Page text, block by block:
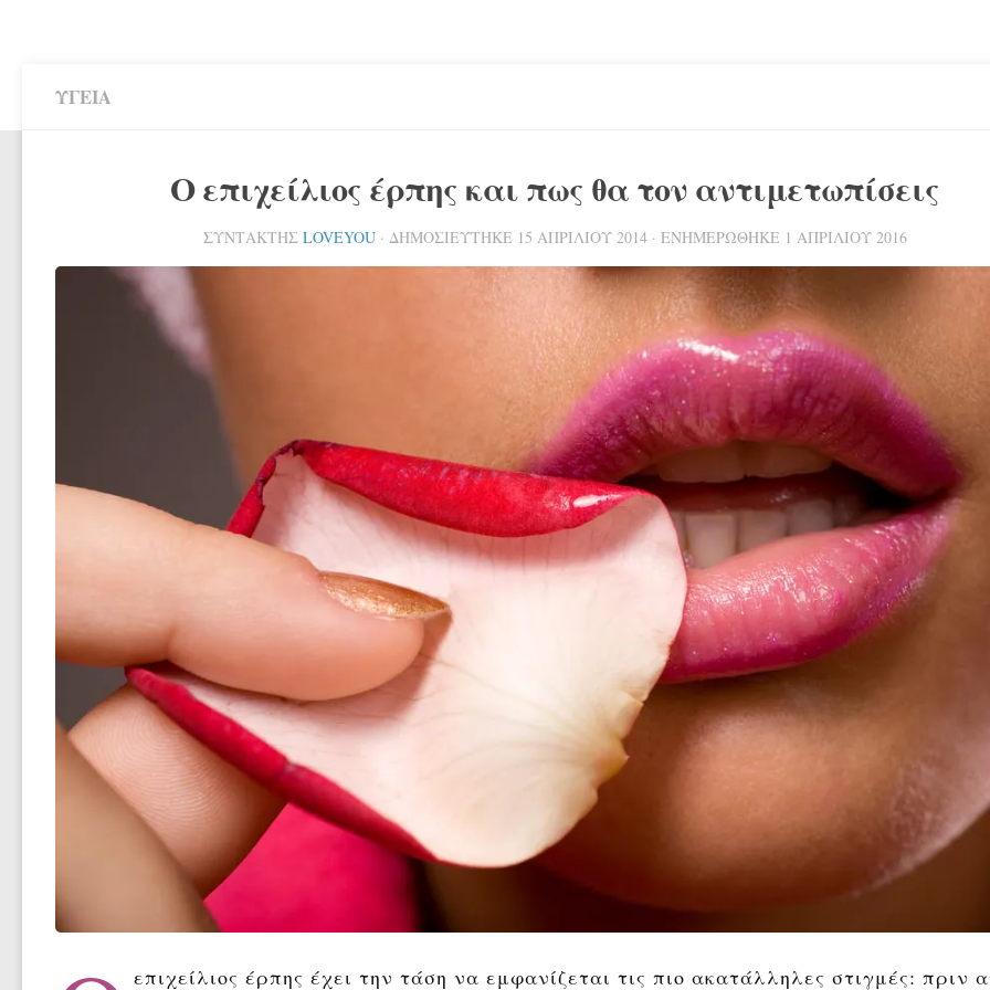
ΥΓΕΊΑ
Ο επιχείλιος έρπης και πως θα τον αντιμετωπίσεις
ΣΥΝΤΆΚΤΗΣ LOVEYOU · ΔΗΜΟΣΙΕΎΤΗΚΕ 15 ΑΠΡΙΛΊΟΥ 2014· ΕΝΗΜΕΡΏΘΗΚΕ 1 ΑΠΡΙΛΊΟΥ 2016
επιχείλιος έρπης έχει την τάση να εμφανίζεται τις πιο ακατάλληλες στιγμές: πριν